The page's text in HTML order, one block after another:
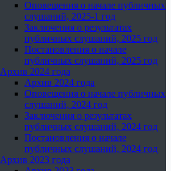
Оповещения о начале публичных
слушаний, 2025-1 год
Заключения о результатах
публичных слушаний, 2025 год
Постановления о начале
публичных слушаний, 2025 год
Архив 2024 года
Архив 2024 года
Оповещения о начале публичных
слушаний, 2024 год
Заключения о результатах
публичных слушаний, 2024 год
Постановления о начале
публичных слушаний, 2024 год
Архив 2023 года